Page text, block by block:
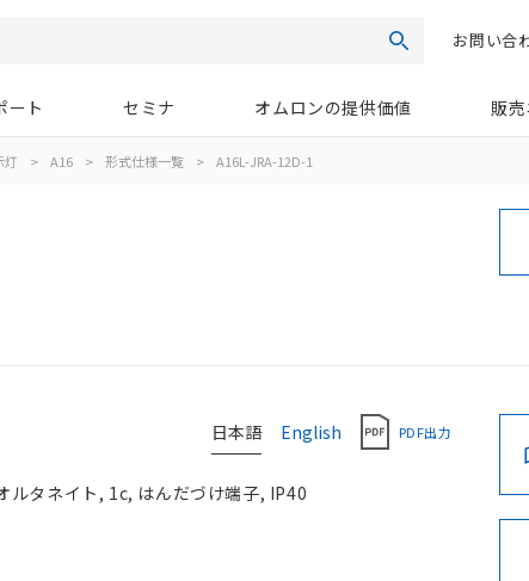
検索お問い合
ート セミナ オムロンの提供価値 販
灯 > A16 > 形式仕様一覧 > A16L-JRA-12D-1
日本語 English PDF出力
ルタネイト, 1c, はんだづけ端子, IP40